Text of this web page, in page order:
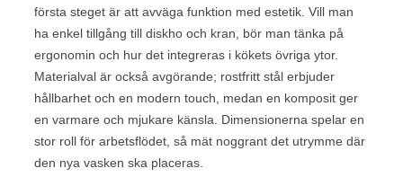
första steget är att avväga funktion med estetik. Vill man
ha enkel tillgång till diskho och kran, bör man tänka på
ergonomin och hur det integreras i kökets övriga ytor.
Materialval är också avgörande; rostfritt stål erbjuder
hållbarhet och en modern touch, medan en komposit ger
en varmare och mjukare känsla. Dimensionerna spelar en
stor roll för arbetsflödet, så mät noggrant det utrymme där
den nya vasken ska placeras.